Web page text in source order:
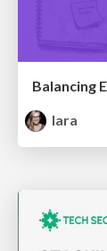
Balancing
lara